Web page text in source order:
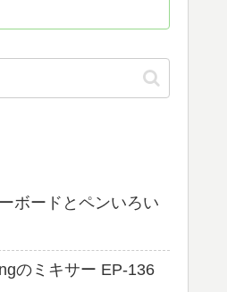
ボードとペンいろい
のミキサー EP-136